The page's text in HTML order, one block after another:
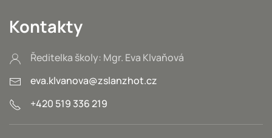
Kontakty
Ředitelka školy: Mgr. Eva Klvaňová
eva.klvanova@zslanzhot.cz
+420 519 336 219